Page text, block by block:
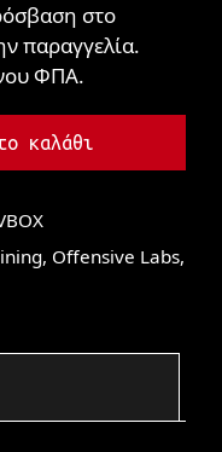
στο
παραγγελία.
ΦΠΑ.
καλάθι
, Offensive Labs,